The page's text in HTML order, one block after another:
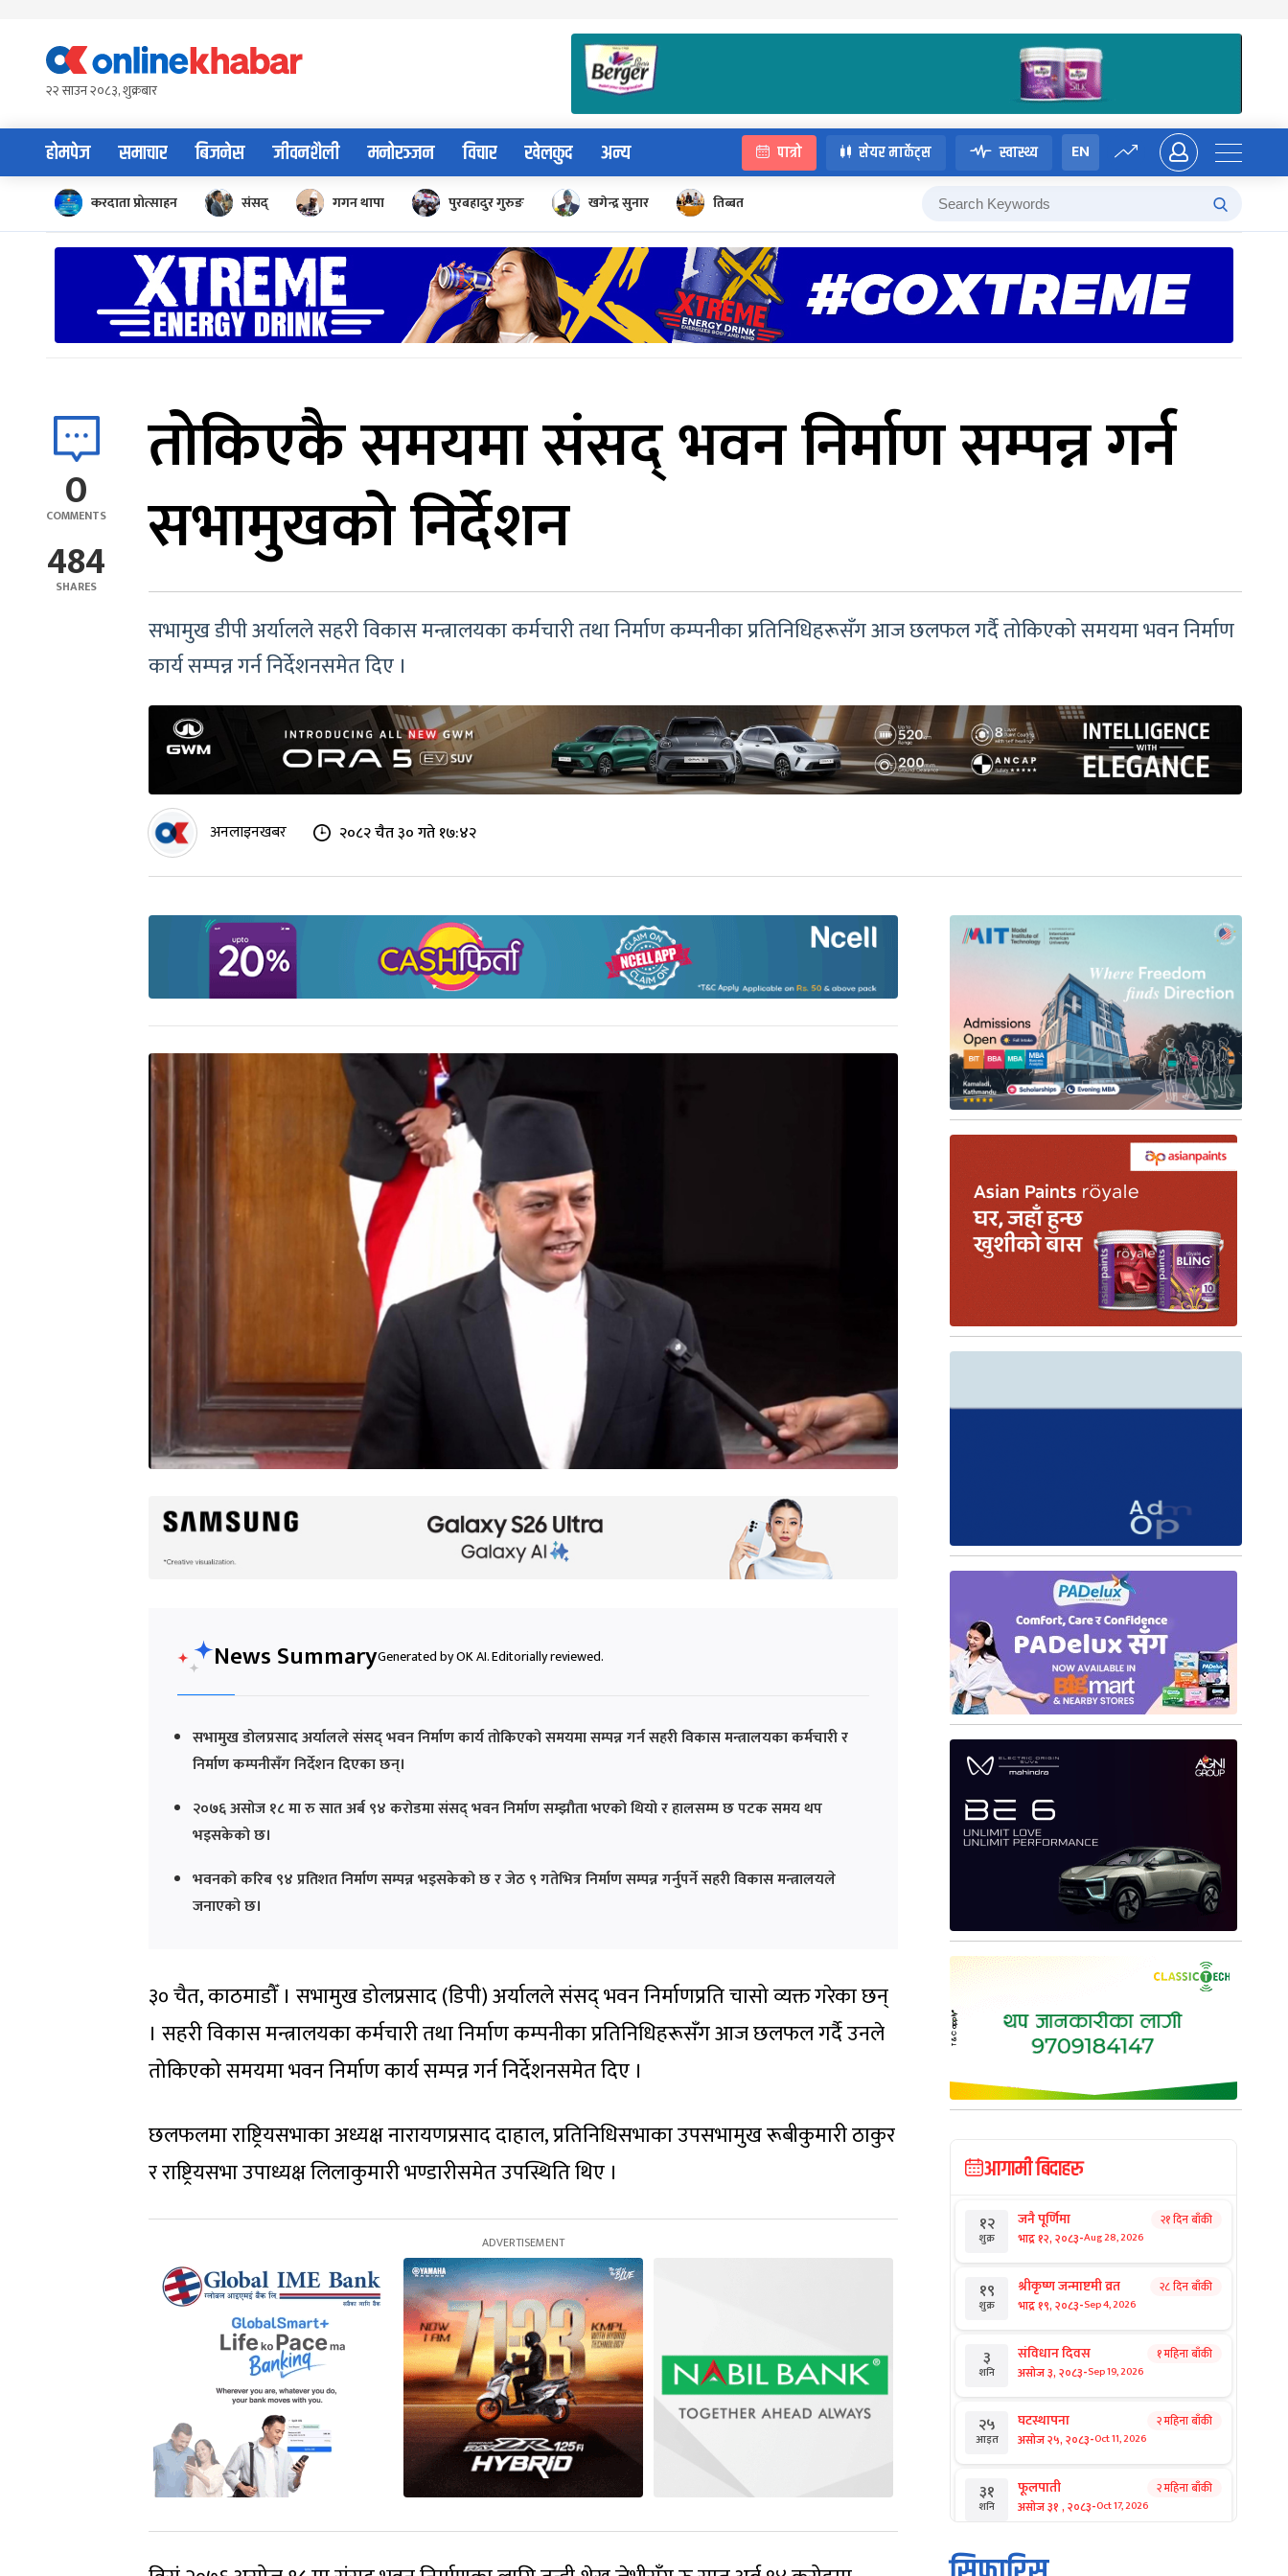
content२२ साउन २०८३, शुक्रबार
होमपेज समाचार बिजनेस जीवनशैली मनोरञ्जन विचार खेलकुद अन्य पात्रो सेयर मार्केट्स स्वास्थ्य EN
करदाता प्रोत्साहन संसद् गगन थापा पुरबहादुर गुरुङ खगेन्द्र सुनार तिब्बत
0
COMMENTS
484
SHARES
तोकिएकै समयमा संसद् भवन निर्माण सम्पन्न गर्न
सभामुखको निर्देशन
सभामुख डीपी अर्यालले सहरी विकास मन्त्रालयका कर्मचारी तथा निर्माण कम्पनीका प्रतिनिधिहरूसँग आज छलफल गर्दै तोकिएको समयमा भवन निर्माण
कार्य सम्पन्न गर्न निर्देशनसमेत दिए ।
अनलाइनखबर २०८२ चैत ३० गते १७:४२
News SummaryGenerated by OK AI. Editorially reviewed.
सभामुख डोलप्रसाद अर्यालले संसद् भवन निर्माण कार्य तोकिएको समयमा सम्पन्न गर्न सहरी विकास मन्त्रालयका कर्मचारी र
निर्माण कम्पनीसँग निर्देशन दिएका छन्।
२०७६ असोज १८ मा रु सात अर्ब ९४ करोडमा संसद् भवन निर्माण सम्झौता भएको थियो र हालसम्म छ पटक समय थप
भइसकेको छ।
भवनको करिब ९४ प्रतिशत निर्माण सम्पन्न भइसकेको छ र जेठ ९ गतेभित्र निर्माण सम्पन्न गर्नुपर्ने सहरी विकास मन्त्रालयले
जनाएको छ।
३० चैत, काठमाडौँ । सभामुख डोलप्रसाद (डिपी) अर्यालले संसद् भवन निर्माणप्रति चासो व्यक्त गरेका छन्
। सहरी विकास मन्त्रालयका कर्मचारी तथा निर्माण कम्पनीका प्रतिनिधिहरूसँग आज छलफल गर्दै उनले
तोकिएको समयमा भवन निर्माण कार्य सम्पन्न गर्न निर्देशनसमेत दिए ।
छलफलमा राष्ट्रियसभाका अध्यक्ष नारायणप्रसाद दाहाल, प्रतिनिधिसभाका उपसभामुख रूबीकुमारी ठाकुर
र राष्ट्रियसभा उपाध्यक्ष लिलाकुमारी भण्डारीसमेत उपस्थिति थिए ।
आगामी बिदाहरु
१२
शुक्र
जनै पूर्णिमा
भाद्र १२, २०८३-Aug 28, 2026
२१ दिन बाँकी
१९
शुक्र
श्रीकृष्ण जन्माष्टमी व्रत
भाद्र १९, २०८३-Sep 4, 2026
२८ दिन बाँकी
३
शनि
संविधान दिवस
असोज ३, २०८३-Sep 19, 2026
१ महिना बाँकी
२५
आइत
घटस्थापना
असोज २५, २०८३-Oct 11, 2026
२ महिना बाँकी
३१
शनि
फूलपाती
असोज ३१ , २०८३-Oct 17, 2026
२ महिना बाँकी
१ कार्तिक सङ्क्रान्ति